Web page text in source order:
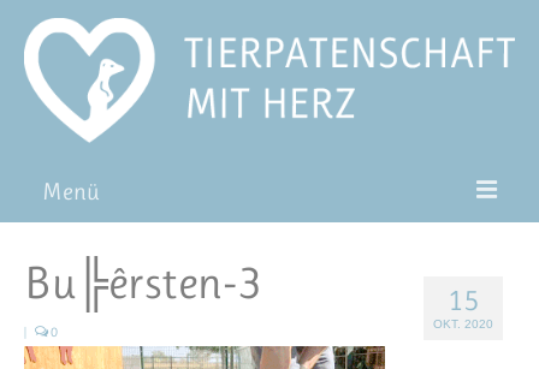
Menü
Patentiere
Pat*in werden
Patenschaft verschenken
15
OKT. 2020
Bu╠êrsten-3
| 0